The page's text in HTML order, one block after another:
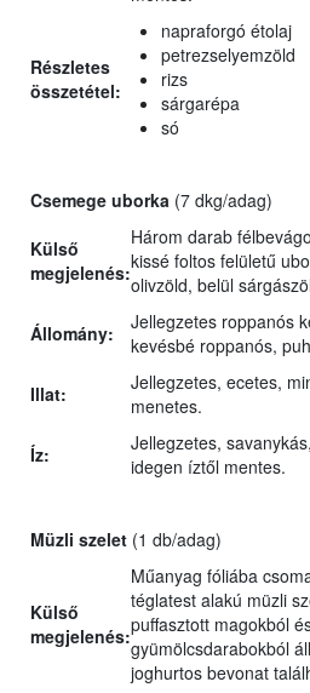
Részletes
összetétel:
napraforgó étolaj
petrezselyemzöld
rizs
sárgarépa
só
Csemege uborka (7 dkg/adag)
Külső
megjelenés:
Három darab
kissé foltos felületű
olivzöld, belül
Állomány:
Jellegzetes roppanós
kevésbé roppanós,
Illat:
Jellegzetes, ecetes,
menetes.
Íz:
Jellegzetes,
idegen íztől mentes.
Müzli szelet (1 db/adag)
Külső
megjelenés:
Műanyag fóliába
téglatest alakú müzli
puffasztott magokból
gyümölcsdarabokból
joghurtos bevonat